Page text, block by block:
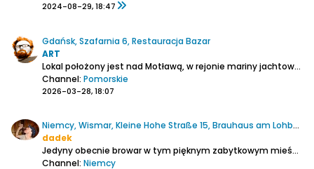
2024-08-29, 18:47
Gdańsk, Szafarnia 6, Restauracja Bazar
ART
Lokal położony jest nad Motławą, w rejonie mariny jachtowej i Wyspy Spichrzów. W bezpośrednim sąsiedztwie znajdują się Długi Targ, Żuraw.Kilkadziesiąt metrów od Brovarnia Gdańsk.
Channel: Pomorskie
2026-03-28, 18:07
Niemcy, Wismar, Kleine Hohe Straße 15, Brauhaus am Lohberg
dadek
Jedyny obecnie browar w tym pięknym zabytkowym mieście, powstał w 1995 roku. Znajduje się naprzeciw jednego z portowych nabrzeży, w odległości 800 m od dworca kolejowego. 3-piętrowy (z poddaszem) szachulcowy budynek, gdzie konstrukcja z czarnych belek wypełniona jest czerwoną cegłą, datowany...
Channel: Niemcy